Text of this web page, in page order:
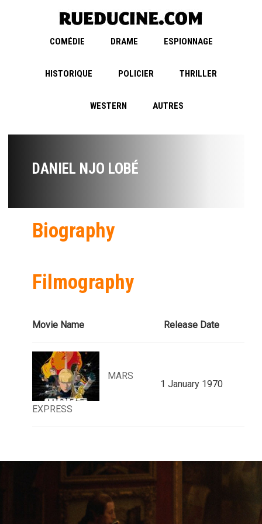
COMÉDIE DRAME ESPIONNAGE
HISTORIQUE POLICIER THRILLER
WESTERN AUTRES
DANIEL NJO LOBÉ
Biography
Filmography
Movie Name Release Date
MARS
EXPRESS
1 January 1970